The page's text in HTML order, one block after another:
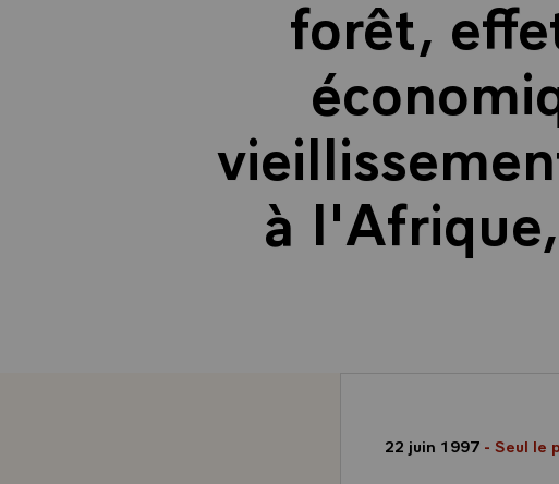
forêt,
à
22 juin 1997 - Seul le